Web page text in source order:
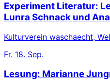
Experiment Literatur:
Lunra Schnack und
Kulturverein waschaecht,
Fr. 18. Sep.
Lesung: Marianne